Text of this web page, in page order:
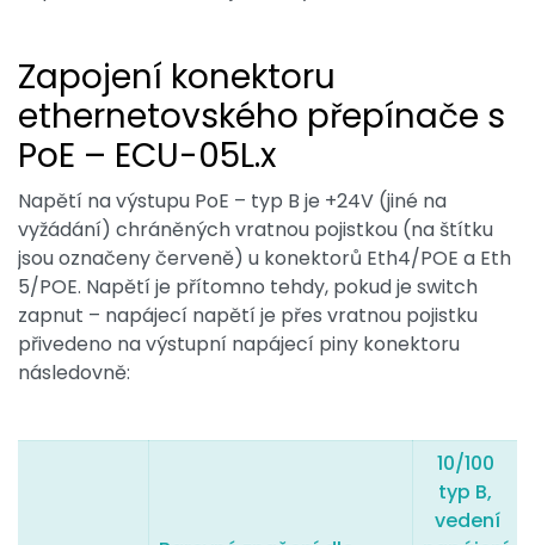
Zapojení konektoru
ethernetovského přepínače s
PoE – ECU-05L.x
Napětí na výstupu PoE – typ B je +24V (jiné na
vyžádání) chráněných vratnou pojistkou (na štítku
jsou označeny červeně) u konektorů Eth4/POE a Eth
5/POE. Napětí je přítomno tehdy, pokud je switch
zapnut – napájecí napětí je přes vratnou pojistku
přivedeno na výstupní napájecí piny konektoru
následovně:
10/100
typ B,
vedení